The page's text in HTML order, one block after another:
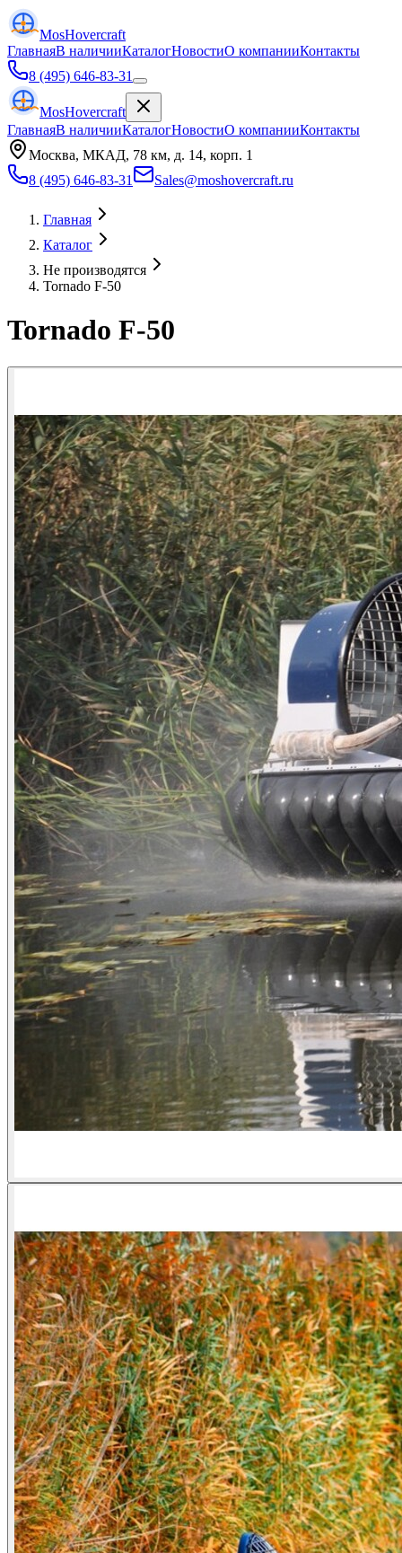
MosHovercraft
ГлавнаяВ наличииКаталогНовостиО компанииКонтакты
8 (495) 646-83-31
MosHovercraft
ГлавнаяВ наличииКаталогНовостиО компанииКонтакты
Москва, МКАД, 78 км, д. 14, корп. 1
8 (495) 646-83-31
Sales@moshovercraft.ru
Главная
Каталог
Не производятся
Tornado F-50
Tornado F-50